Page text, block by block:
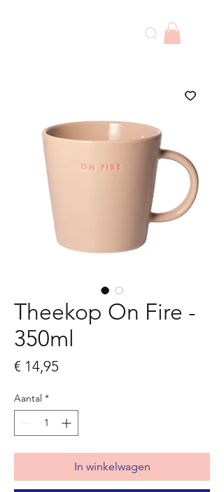
Theekop On Fire -
350ml
€ 14,95
Aantal *
In winkelwagen